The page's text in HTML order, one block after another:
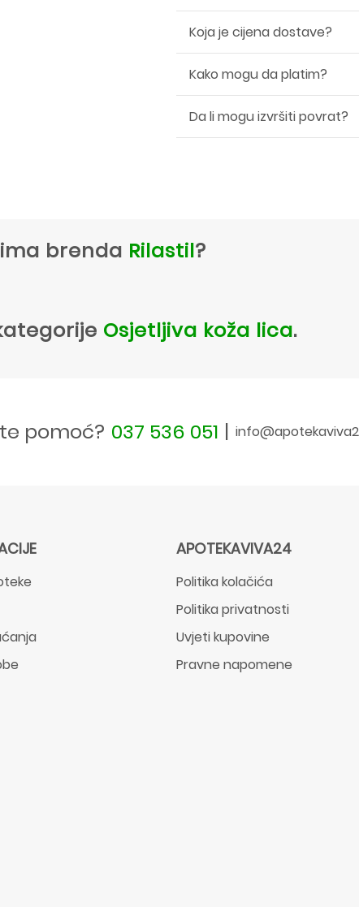
Koja je cijena dostave?
Kako mogu da platim?
Da li mogu izvršiti povrat?
brenda Rilastil?
Osjetljiva koža lica.
pomoć? 037 536 051 |
APOTEKAVIVA24
Politika kolačića
Politika privatnosti
Uvjeti kupovine
Pravne napomene